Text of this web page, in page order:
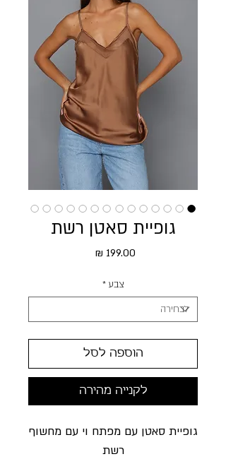
גופיית סאטן רשת
צבע *
הוספה לסל
לקנייה מהירה
גופיית סאטן עם מפתח וי עם מחשוף
רשת